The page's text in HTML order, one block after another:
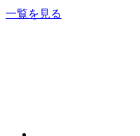
一覧を見る